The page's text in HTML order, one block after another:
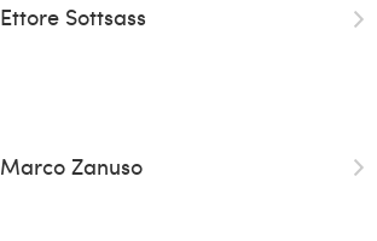
Ettore Sottsass
Marco Zanuso